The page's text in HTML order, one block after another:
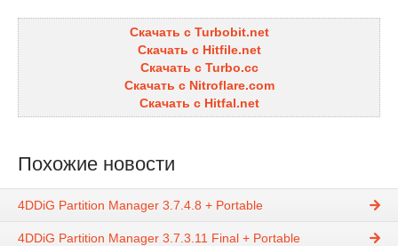
Скачать с Turbobit.net
Скачать с Hitfile.net
Скачать с Turbo.cc
Скачать с Nitroflare.com
Скачать с Hitfal.net
Похожие новости
4DDiG Partition Manager 3.7.4.8 + Portable
4DDiG Partition Manager 3.7.3.11 Final + Portable